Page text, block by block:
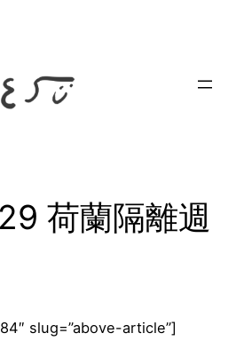
荷蘭隔離週
slug=”above-article”]